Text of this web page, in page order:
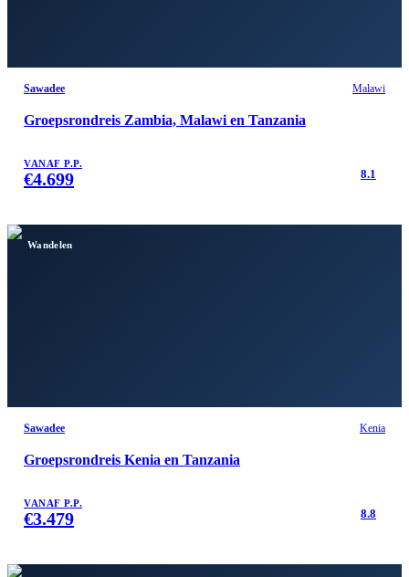
Sawadee Malawi
Groepsrondreis Zambia, Malawi en Tanzania
VANAF P.P.
€4.699 8.1
Wandelen
Sawadee Kenia
Groepsrondreis Kenia en Tanzania
VANAF P.P.
€3.479 8.8